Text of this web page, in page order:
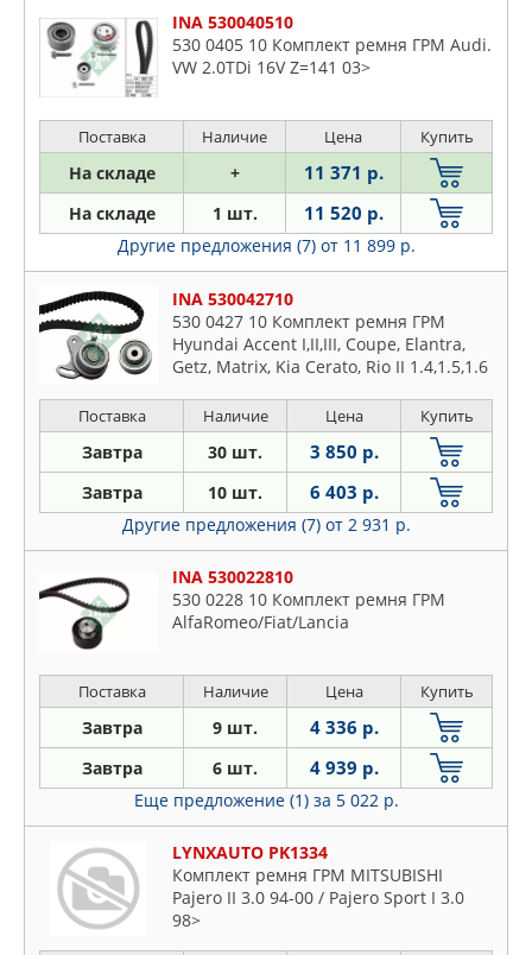
INA 530040510
530 0405 10 Комплект ремня ГРМ Audi.
VW 2.0TDi 16V Z=141 03>
Поставка Наличие Цена Купить
На складе + 11 371 р.
На складе 1 шт. 11 520 р.
Другие предложения (7) от 11 899 р.
INA 530042710
530 0427 10 Комплект ремня ГРМ
Hyundai Accent I,II,III, Coupe, Elantra,
Getz, Matrix, Kia Cerato, Rio II 1.4,1.5,1.6
Поставка Наличие Цена Купить
Завтра 30 шт. 3 850 р.
Завтра 10 шт. 6 403 р.
Другие предложения (7) от 2 931 р.
INA 530022810
530 0228 10 Комплект ремня ГРМ
AlfaRomeo/Fiat/Lancia
Поставка Наличие Цена Купить
Завтра 9 шт. 4 336 р.
Завтра 6 шт. 4 939 р.
Еще предложение (1) за 5 022 р.
LYNXAUTO PK1334
Комплект ремня ГРМ MITSUBISHI
Pajero II 3.0 94-00 / Pajero Sport I 3.0
98>